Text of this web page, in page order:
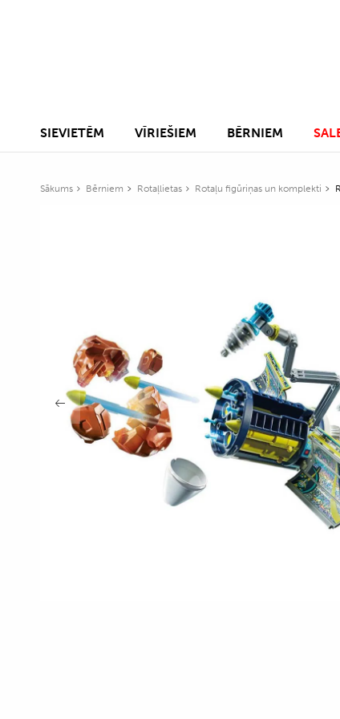
SIEVIETĒM VĪRIEŠIEM BĒRNIEM
Sākums Bērniem Rotaļlietas Rotaļu figūriņas un komplekti